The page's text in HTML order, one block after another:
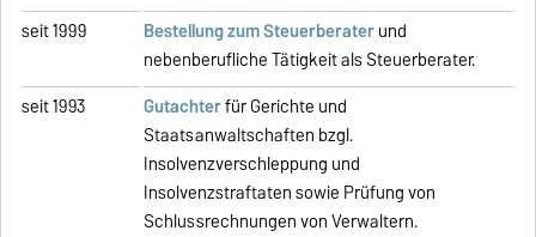
seit 1999
Bestellung zum Steuerberaterund
nebenberufliche Tätigkeit als Steuerberater.
seit 1993
Gutachterfür Gerichte und
Staatsanwaltschaften bzgl.
Insolvenzverschleppung und
Insolvenzstraftaten sowie Prüfung von
Schlussrechnungen von Verwaltern.